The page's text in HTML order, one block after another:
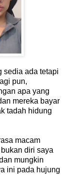
sedia ada tetapi
pun,
apa yang
mereka bayar
tadah hidung
macam
diri saya
mungkin
ini pada hujung